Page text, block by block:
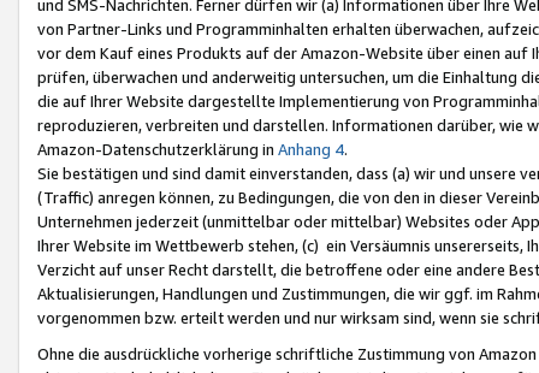
und SMS-Nachrichten. Ferner dürfen wir (a) Informationen über Ihre
von Partner-Links und Programminhalten erhalten überwachen,
vor dem Kauf eines Produkts auf der Amazon-Website über einen
prüfen, überwachen und anderweitig untersuchen, um die Einhaltung
die auf Ihrer Website dargestellte Implementierung von
reproduzieren, verbreiten und darstellen. Informationen darüber, wie
Amazon-Datenschutzerklärung in Anhang 4.
Sie bestätigen und sind damit einverstanden, dass (a) wir und
(Traffic) anregen können, zu Bedingungen, die von den in dieser
Unternehmen jederzeit (unmittelbar oder mittelbar) Websites oder
Ihrer Website im Wettbewerb stehen, (c) ein Versäumnis unsererseits,
Verzicht auf unser Recht darstellt, die betroffene oder eine andere
Aktualisierungen, Handlungen und Zustimmungen, die wir ggf. im
vorgenommen bzw. erteilt werden und nur wirksam sind, wenn sie
Ohne die ausdrückliche vorherige schriftliche Zustimmung von